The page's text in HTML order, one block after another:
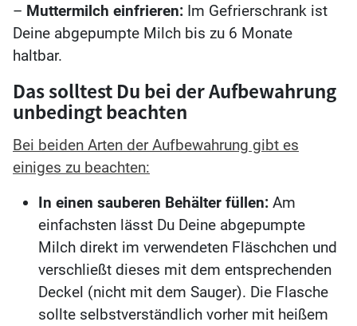
– Muttermilch einfrieren: Im Gefrierschrank ist
Deine abgepumpte Milch bis zu 6 Monate
haltbar.
Das solltest Du bei der Aufbewahrung
unbedingt beachten
Bei beiden Arten der Aufbewahrung gibt es
einiges zu beachten:
In einen sauberen Behälter füllen: Am
einfachsten lässt Du Deine abgepumpte
Milch direkt im verwendeten Fläschchen und
verschließt dieses mit dem entsprechenden
Deckel (nicht mit dem Sauger). Die Flasche
sollte selbstverständlich vorher mit heißem